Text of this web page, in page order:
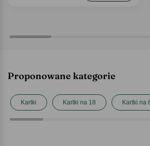
Proponowane kategorie
Kartki Kartki na 18 Kartki na